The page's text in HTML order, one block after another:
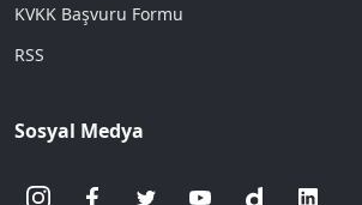
KVKK Başvuru Formu
RSS
Sosyal Medya